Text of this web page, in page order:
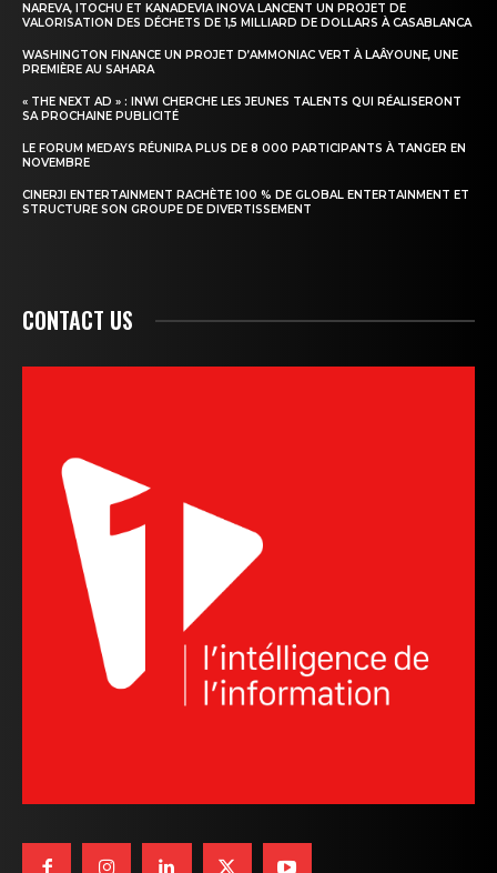
NAREVA, ITOCHU ET KANADEVIA INOVA LANCENT UN PROJET DE
VALORISATION DES DÉCHETS DE 1,5 MILLIARD DE DOLLARS À CASABLANCA
WASHINGTON FINANCE UN PROJET D’AMMONIAC VERT À LAÂYOUNE, UNE
PREMIÈRE AU SAHARA
« THE NEXT AD » : INWI CHERCHE LES JEUNES TALENTS QUI RÉALISERONT
SA PROCHAINE PUBLICITÉ
LE FORUM MEDAYS RÉUNIRA PLUS DE 8 000 PARTICIPANTS À TANGER EN
NOVEMBRE
CINERJI ENTERTAINMENT RACHÈTE 100 % DE GLOBAL ENTERTAINMENT ET
STRUCTURE SON GROUPE DE DIVERTISSEMENT
CONTACT US